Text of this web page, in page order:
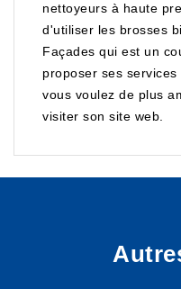
nettoyeurs à haute
d'utiliser les brosses
Façades qui est un
proposer ses
vous voulez de plus
visiter son site web.